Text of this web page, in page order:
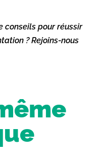
conseils pour réussir
? Rejoins-nous